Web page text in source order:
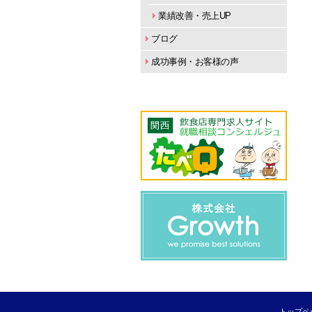
業績改善・売上UP
ブログ
成功事例・お客様の声